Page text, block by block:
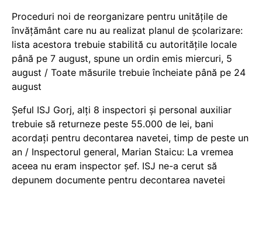
Proceduri noi de reorganizare pentru unitățile de
învățământ care nu au realizat planul de școlarizare:
lista acestora trebuie stabilită cu autoritățile locale
până pe 7 august, spune un ordin emis miercuri, 5
august / Toate măsurile trebuie încheiate până pe 24
august
Șeful ISJ Gorj, alți 8 inspectori și personal auxiliar
trebuie să returneze peste 55.000 de lei, bani
acordați pentru decontarea navetei, timp de peste un
an / Inspectorul general, Marian Staicu: La vremea
aceea nu eram inspector șef. ISJ ne-a cerut să
depunem documente pentru decontarea navetei